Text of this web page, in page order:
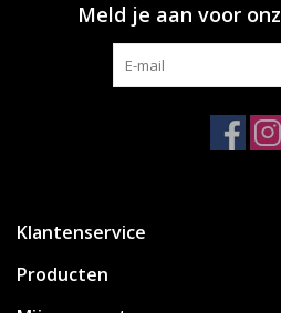
Meld je aan voor
Klantenservice
Producten